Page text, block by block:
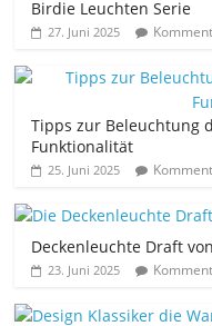
Birdie Leuchten Serie
27. Juni 2025
Tipps zur Beleuchtung
Funktionalität
25. Juni 2025
Deckenleuchte Draft
23. Juni 2025